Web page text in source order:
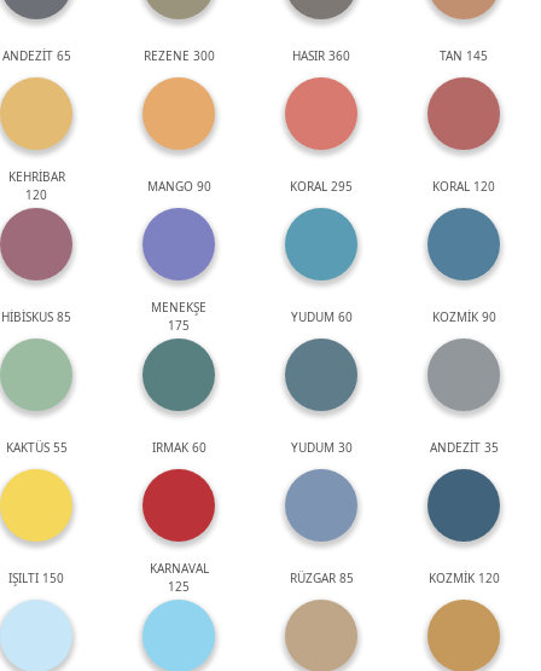
ANDEZİT 65 REZENE 300 HASIR 360 TAN 145
KEHRİBAR
120
MANGO 90 KORAL 295 KORAL 120
HİBİSKUS 85
MENEKŞE
175
YUDUM 60 KOZMİK 90
KAKTÜS 55 IRMAK 60 YUDUM 30 ANDEZİT 35
IŞILTI 150
KARNAVAL
125
RÜZGAR 85 KOZMİK 120